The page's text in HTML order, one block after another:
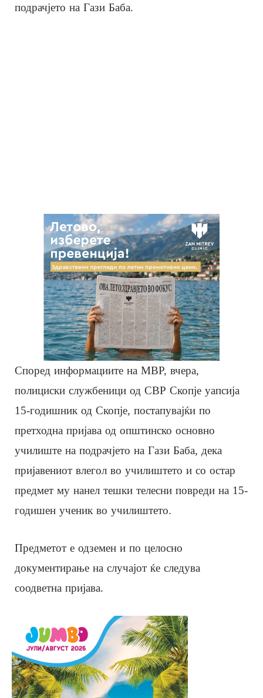
подрачјето на Гази Баба.
Според информациите на МВР, вчера,
полициски службеници од СВР Скопје уапсија
15-годишник од Скопје, постапувајќи по
претходна пријава од општинско основно
училиште на подрачјето на Гази Баба, дека
пријавениот влегол во училиштето и со остар
предмет му нанел тешки телесни повреди на 15-
годишен ученик во училиштето.
Предметот е одземен и по целосно
документирање на случајот ќе следува
соодветна пријава.